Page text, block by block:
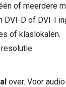
of meerdere
DVI-D of DVI-I
of klaslokalen.
over. Voor